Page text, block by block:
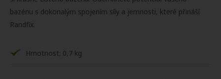
bazénu s dokonalým spojením síly a jemnosti, které přináší
Randfix.
Hmotnost: 0,7 kg